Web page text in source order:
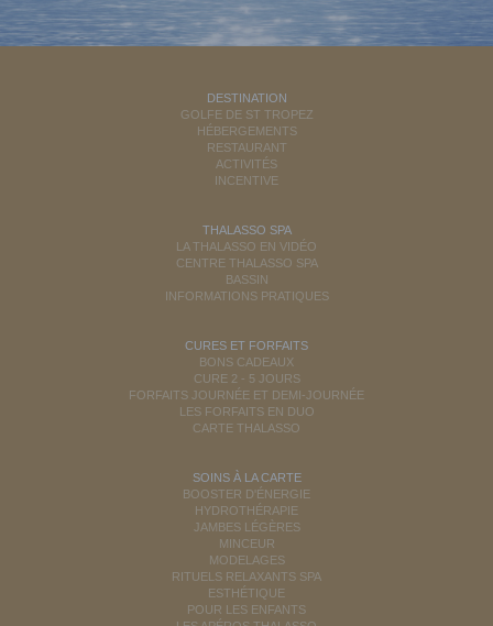
DESTINATION
GOLFE DE ST TROPEZ
HÉBERGEMENTS
RESTAURANT
ACTIVITÉS
INCENTIVE
THALASSO SPA
LA THALASSO EN VIDÉO
CENTRE THALASSO SPA
BASSIN
INFORMATIONS PRATIQUES
CURES ET FORFAITS
BONS CADEAUX
CURE 2 - 5 JOURS
FORFAITS JOURNÉE ET DEMI-JOURNÉE
LES FORFAITS EN DUO
CARTE THALASSO
SOINS À LA CARTE
BOOSTER D'ÉNERGIE
HYDROTHÉRAPIE
JAMBES LÉGÈRES
MINCEUR
MODELAGES
RITUELS RELAXANTS SPA
ESTHÉTIQUE
POUR LES ENFANTS